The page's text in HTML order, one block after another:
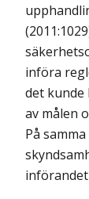
införa
det
av målen
På